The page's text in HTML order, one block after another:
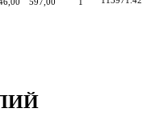
597,00 1